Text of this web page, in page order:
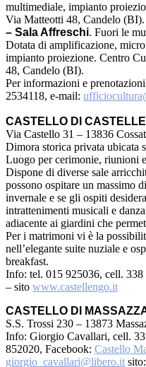
multimediale, impianto
Via Matteotti 48, Candelo (BI).
– Sala Affreschi. Fuori le
Dotata di amplificazione,
impianto proiezione. Centro
48, Candelo (BI).
Per informazioni e
2534118, e-mail:
CASTELLO DI
Via Castello 31 – 13836
Dimora storica privata ubicata
Luogo per cerimonie, riunioni
Dispone di diverse sale
possono ospitare un massimo
invernale e se gli ospiti
intrattenimenti musicali e
adiacente ai giardini che
Per i matrimoni vi è la
nell’elegante suite nuziale e
breakfast.
Info: tel. 015 925036, cell. 338
– sito www.castellengo.it
CASTELLO DI
S.S. Trossi 230 – 13873
Info: Giorgio Cavallari, cell.
852020, Facebook: Castello
giorgio_cavallari@libero.it sito: